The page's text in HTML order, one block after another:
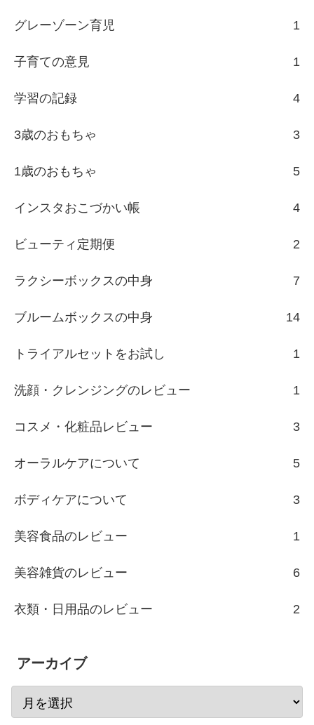
グレーゾーン育児 1
子育ての意見 1
学習の記録 4
3歳のおもちゃ 3
1歳のおもちゃ 5
インスタおこづかい帳 4
ビューティ定期便 2
ラクシーボックスの中身 7
ブルームボックスの中身 14
トライアルセットをお試し 1
洗顔・クレンジングのレビュー 1
コスメ・化粧品レビュー 3
オーラルケアについて 5
ボディケアについて 3
美容食品のレビュー 1
美容雑貨のレビュー 6
衣類・日用品のレビュー 2
アーカイブ